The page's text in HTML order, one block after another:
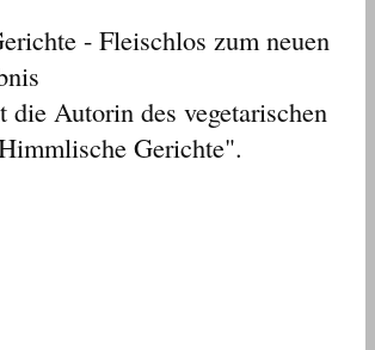
- Fleischlos zum neuen
die Autorin des vegetarischen
Gerichte".